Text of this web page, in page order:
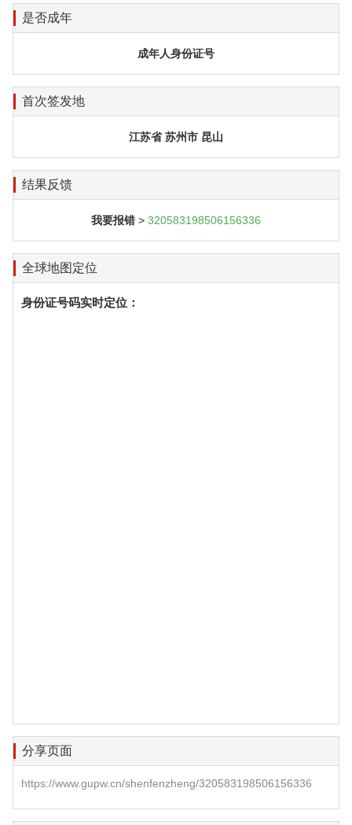
是否成年
成年人身份证号
首次签发地
江苏省 苏州市 昆山
结果反馈
我要报错 > 320583198506156336
全球地图定位
身份证号码实时定位：
分享页面
https://www.gupw.cn/shenfenzheng/320583198506156336